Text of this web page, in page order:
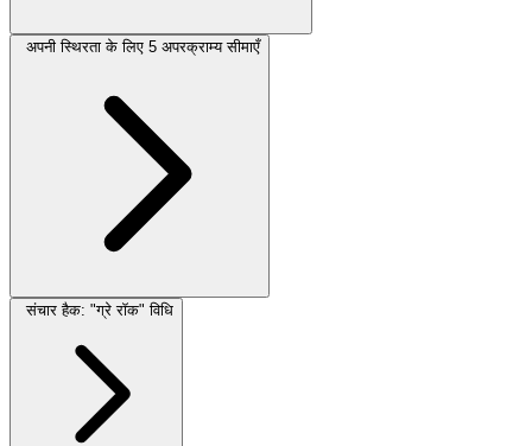
अपनी स्थिरता के लिए 5 अपरक्राम्य सीमाएँ
संचार हैक: "ग्रे रॉक" विधि